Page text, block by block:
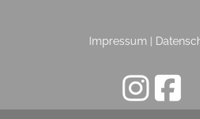
Impressum